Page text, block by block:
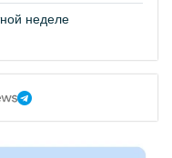
неделе